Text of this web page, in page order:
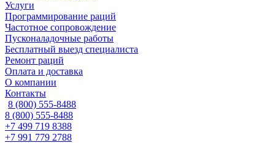
Услуги
Программирование раций
Частотное сопровождение
Пусконаладочные работы
Бесплатный выезд специалиста
Ремонт раций
Оплата и доставка
О компании
Контакты
8 (800) 555-8488
8 (800) 555-8488
+7 499 719 8388
+7 991 779 2788